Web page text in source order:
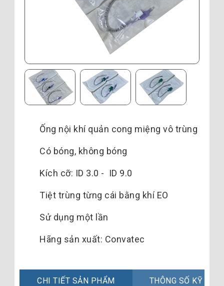
Ống nội khí quản cong miệng vô trùng
Có bóng, không bóng
Kích cỡ: ID 3.0 - ID 9.0
Tiệt trùng từng cái bằng khí EO
Sử dụng một lần
Hãng sản xuất: Convatec
CHI TIẾT SẢN PHẨM THÔNG SỐ KỸ